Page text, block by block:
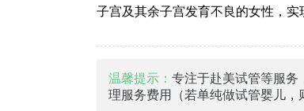
子宫及其余子宫发育不良的女性，实
温馨提示： 专注于赴美试管等服务
理服务费用（若单纯做试管婴儿，